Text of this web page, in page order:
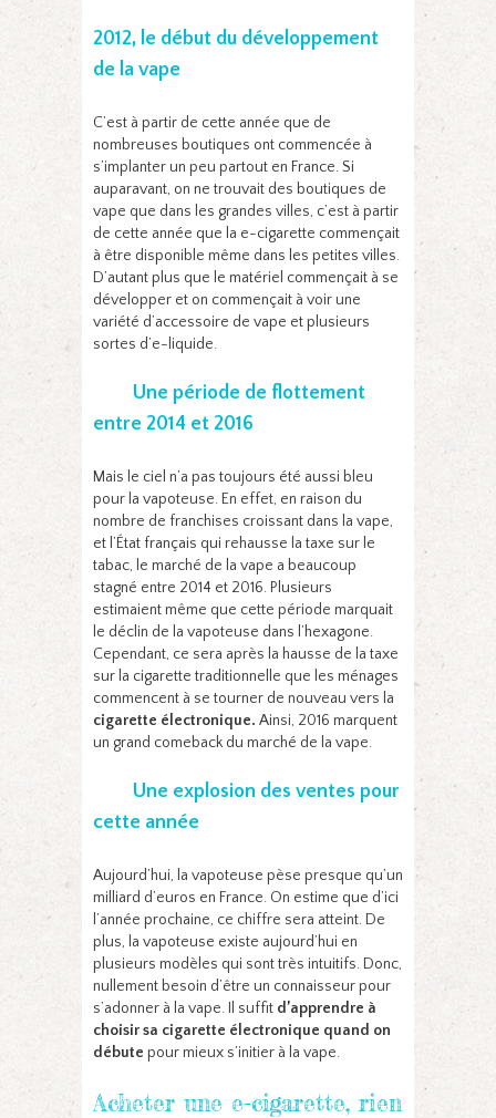
2012, le début du développement
de la vape
C’est à partir de cette année que de
nombreuses boutiques ont commencée à
s’implanter un peu partout en France. Si
auparavant, on ne trouvait des boutiques de
vape que dans les grandes villes, c’est à partir
de cette année que la e-cigarette commençait
à être disponible même dans les petites villes.
D’autant plus que le matériel commençait à se
développer et on commençait à voir une
variété d’accessoire de vape et plusieurs
sortes d’e-liquide.
Une période de flottement
entre 2014 et 2016
Mais le ciel n’a pas toujours été aussi bleu
pour la vapoteuse. En effet, en raison du
nombre de franchises croissant dans la vape,
et l’État français qui rehausse la taxe sur le
tabac, le marché de la vape a beaucoup
stagné entre 2014 et 2016. Plusieurs
estimaient même que cette période marquait
le déclin de la vapoteuse dans l’hexagone.
Cependant, ce sera après la hausse de la taxe
sur la cigarette traditionnelle que les ménages
commencent à se tourner de nouveau vers la
cigarette électronique. Ainsi, 2016 marquent
un grand comeback du marché de la vape.
Une explosion des ventes pour
cette année
Aujourd’hui, la vapoteuse pèse presque qu’un
milliard d’euros en France. On estime que d’ici
l’année prochaine, ce chiffre sera atteint. De
plus, la vapoteuse existe aujourd’hui en
plusieurs modèles qui sont très intuitifs. Donc,
nullement besoin d’être un connaisseur pour
s’adonner à la vape. Il suffit d’apprendre à
choisir sa cigarette électronique quand on
débute pour mieux s’initier à la vape.
Acheter une e-cigarette, rien